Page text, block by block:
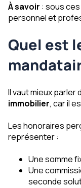
À savoir : sous
personnel et
Quel est
Il vaut mieux parler
immobilier, car il
Les honoraires
représenter :
Une somme
Une
seconde